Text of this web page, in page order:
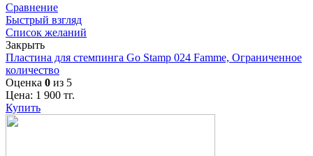
Сравнение
Быстрый взгляд
Список желаний
Закрыть
Пластина для стемпинга Go Stamp 024 Famme, Ограниченное
количество
Оценка 0 из 5
Цена: 1 900 тг.
Купить